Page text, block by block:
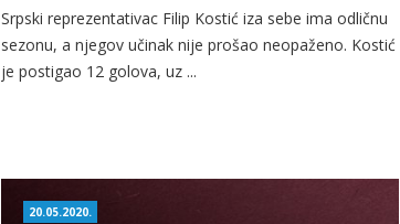
Srpski reprezentativac Filip Kostić iza sebe ima odličnu
sezonu, a njegov učinak nije prošao neopaženo. Kostić
je postigao 12 golova, uz ...
20.05.2020.